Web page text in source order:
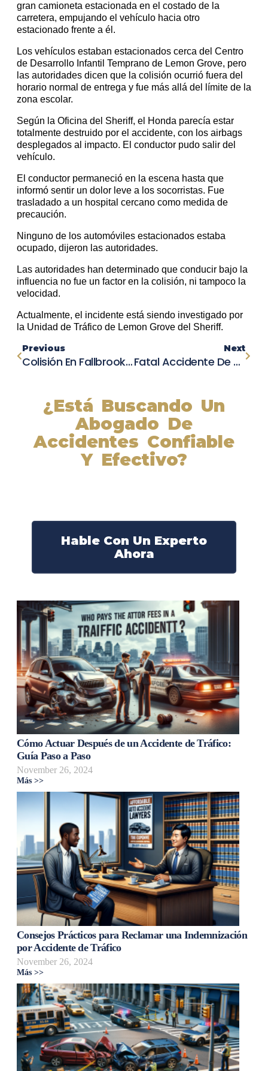
gran camioneta estacionada en el costado de la
carretera, empujando el vehículo hacia otro
estacionado frente a él.
Los vehículos estaban estacionados cerca del Centro
de Desarrollo Infantil Temprano de Lemon Grove, pero
las autoridades dicen que la colisión ocurrió fuera del
horario normal de entrega y fue más allá del límite de la
zona escolar.
Según la Oficina del Sheriff, el Honda parecía estar
totalmente destruido por el accidente, con los airbags
desplegados al impacto. El conductor pudo salir del
vehículo.
El conductor permaneció en la escena hasta que
informó sentir un dolor leve a los socorristas. Fue
trasladado a un hospital cercano como medida de
precaución.
Ninguno de los automóviles estacionados estaba
ocupado, dijeron las autoridades.
Las autoridades han determinado que conducir bajo la
influencia no fue un factor en la colisión, ni tampoco la
velocidad.
Actualmente, el incidente está siendo investigado por
la Unidad de Tráfico de Lemon Grove del Sheriff.
Previous
Colisión En Fallbrook: Conductor De Honda Element Trasladado Al Centro Médico De Palomar
Next
Fatal Accidente De Auto En La Ruta Estatal 79 Cobra La Vida De Una Persona
¿Está Buscando Un
Abogado De
Accidentes Confiable
Y Efectivo?
Hable Con Un Experto
Ahora
Cómo Actuar Después de un Accidente de Tráfico:
Guía Paso a Paso
November 26, 2024
Más >>
Consejos Prácticos para Reclamar una Indemnización
por Accidente de Tráfico
November 26, 2024
Más >>